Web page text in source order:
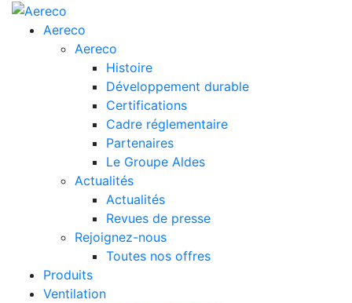
Aereco
Aereco
Histoire
Développement durable
Certifications
Cadre réglementaire
Partenaires
Le Groupe Aldes
Actualités
Actualités
Revues de presse
Rejoignez-nous
Toutes nos offres
Produits
Ventilation